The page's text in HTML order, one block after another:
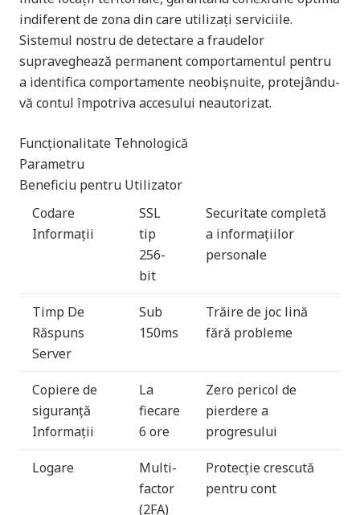
indiferent de zona din care utilizați serviciile.
Sistemul nostru de detectare a fraudelor
supraveghează permanent comportamentul pentru
a identifica comportamente neobișnuite, protejându-
vă contul împotriva accesului neautorizat.
Funcționalitate Tehnologică
Parametru
Beneficiu pentru Utilizator
Codare
Informații
SSL
tip
256-
bit
Securitate completă
a informațiilor
personale
Timp De
Răspuns
Server
Sub
150ms
Trăire de joc lină
fără probleme
Copiere de
siguranță
Informații
La
fiecare
6 ore
Zero pericol de
pierdere a
progresului
Logare
Multi-
factor
(2FA)
Protecție crescută
pentru cont